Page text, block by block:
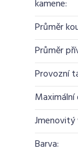
kamene:
Průměr
Průměr
Provozní
Maximální
Jmenovitý
Barva: